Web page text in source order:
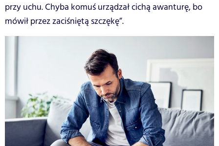
przy uchu. Chyba komuś urządzał cichą awanturę, bo
mówił przez zaciśniętą szczękę”.